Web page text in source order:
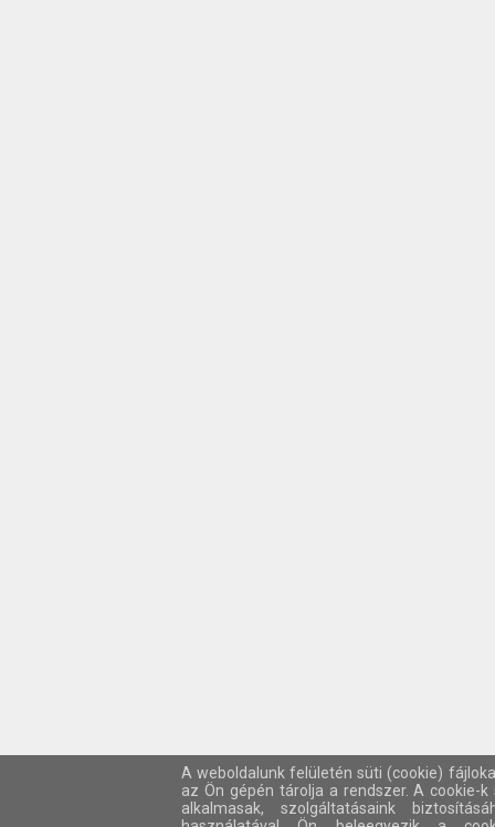
A weboldalunk felületén süti (cookie)
az Ön gépén tárolja a rendszer. A cookie-
alkalmasak, szolgáltatásaink